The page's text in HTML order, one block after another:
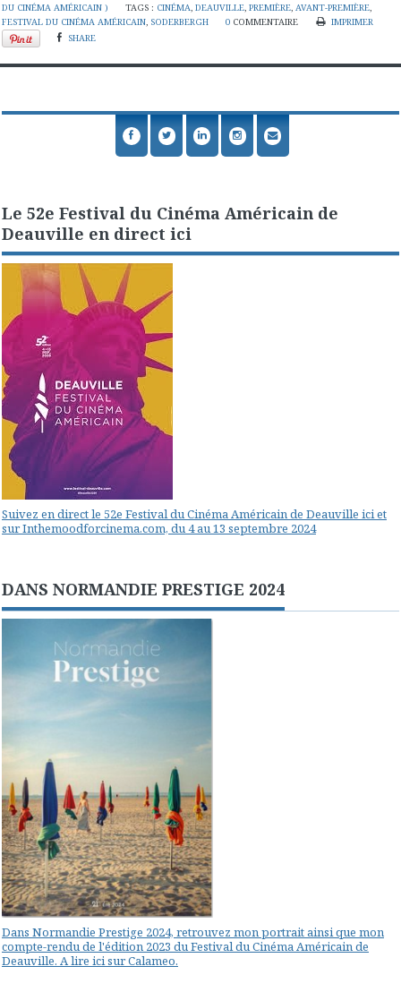
DU CINÉMA AMÉRICAIN ) TAGS : CINÉMA,DEAUVILLE,PREMIÈRE,AVANT-PREMIÈRE,
FESTIVAL DU CINÉMA AMÉRICAIN, SODERBERGH 0 COMMENTAIRE
IMPRIMER
SHARE
Le 52e Festival du Cinéma Américain de
Deauville en direct ici
Suivez en direct le 52e Festival du Cinéma Américain de Deauville ici et
sur Inthemoodforcinema.com, du 4 au 13 septembre 2024
DANS NORMANDIE PRESTIGE 2024
Dans Normandie Prestige 2024, retrouvez mon portrait ainsi que mon
compte-rendu de l'édition 2023 du Festival du Cinéma Américain de
Deauville. A lire ici sur Calameo.